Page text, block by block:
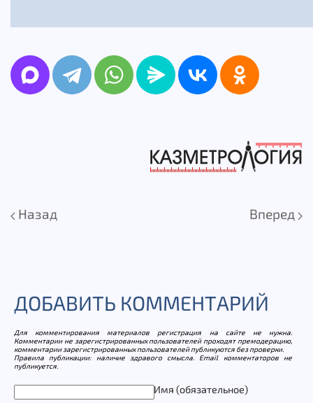
Назад Вперед
ДОБАВИТЬ КОММЕНТАРИЙ
Для комментирования материалов регистрация на сайте не нужна.
Комментарии не зарегистрированных пользователей проходят премодерацию,
комментарии зарегистрированных пользователей публикуются без проверки.
Правила публикации: наличие здравого смысла. Email комментаторов не
публикуется.
Имя (обязательное)
Текст комментария